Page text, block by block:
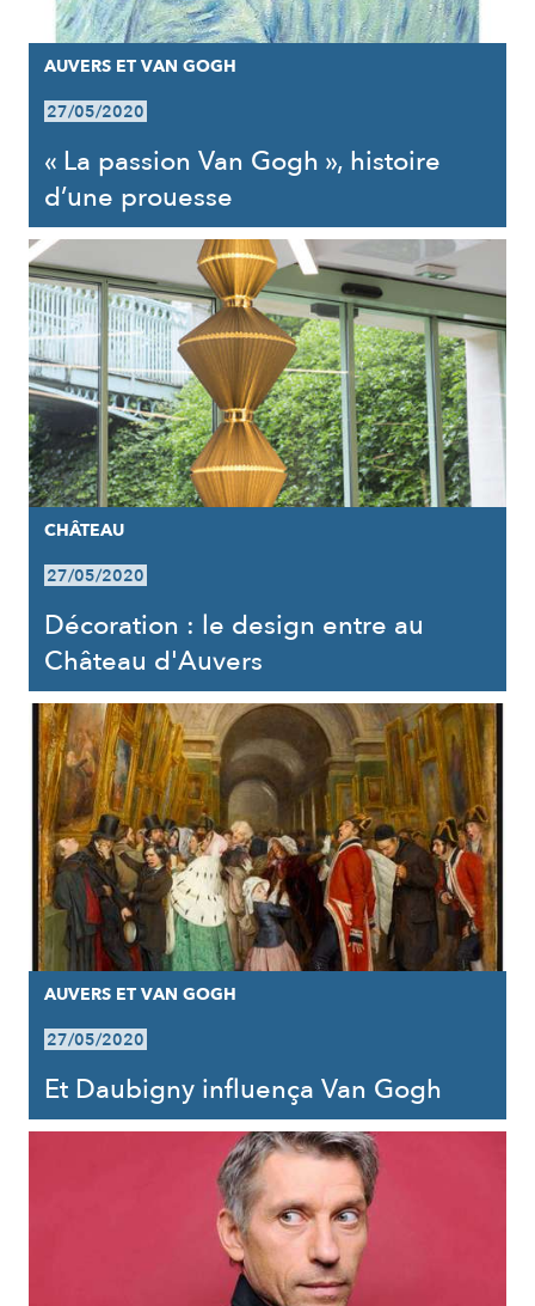
AUVERS ET VAN GOGH
27/05/2020
« La passion Van Gogh », histoire
d’une prouesse
CHÂTEAU
27/05/2020
Décoration : le design entre au
Château d'Auvers
AUVERS ET VAN GOGH
27/05/2020
Et Daubigny influença Van Gogh